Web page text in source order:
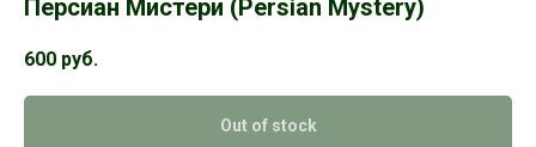
Персиан Мистери (Persian Mystery)
600 руб.
Out of stock